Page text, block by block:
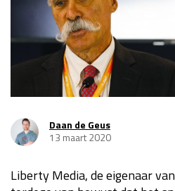
Race
GP VERENIGDE STATEN
Kwalificatie
GP SÃO PAULO 2026
Daan de Geus
13 maart 2020
Liberty Media, de eigenaar